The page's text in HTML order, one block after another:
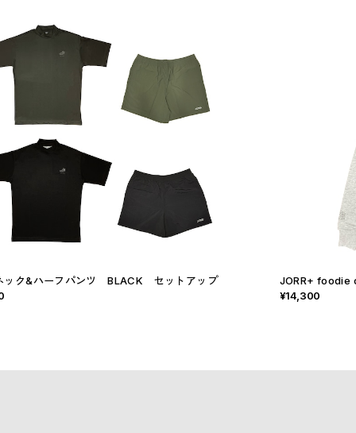
ック&ハーフパンツ BLACK セットアップ
JORR+ foodie
¥14,300